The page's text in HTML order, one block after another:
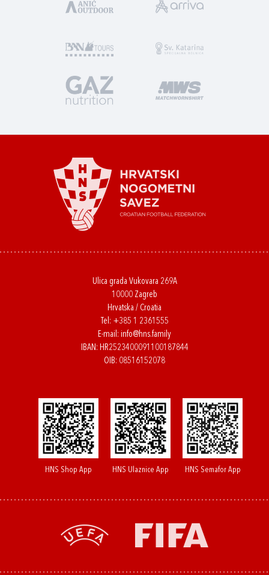
Ulica grada Vukovara 269A
10000 Zagreb
Hrvatska / Croatia
Tel: +385 1 2361555
E-mail: info@hns.family
IBAN: HR2523400091100187844
OIB: 08516152078
HNS Shop App HNS Ulaznice App HNS Semafor App